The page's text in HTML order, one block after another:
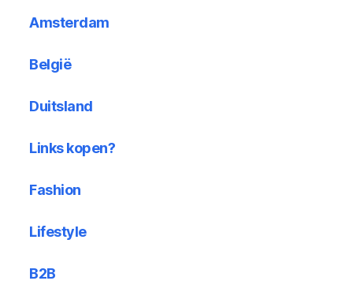
Amsterdam
België
Duitsland
Links kopen?
Fashion
Lifestyle
B2B